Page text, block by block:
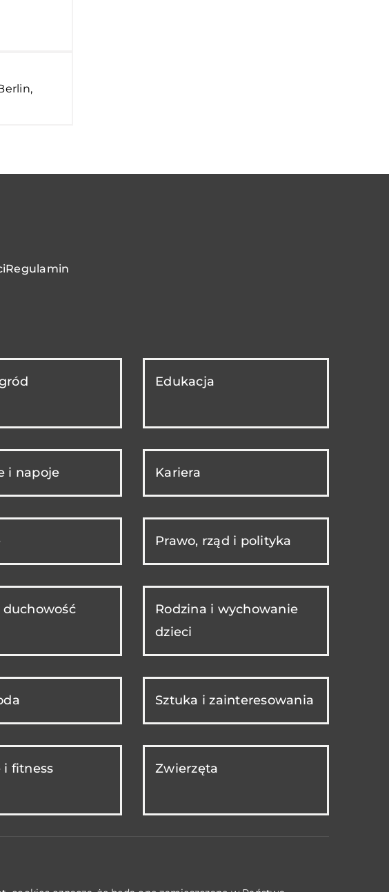
Regulamin
Edukacja
i napoje Kariera
Prawo, rząd i polityka
duchowość
Rodzina i wychowanie
dzieci
Sztuka i zainteresowania
i fitness Zwierzęta